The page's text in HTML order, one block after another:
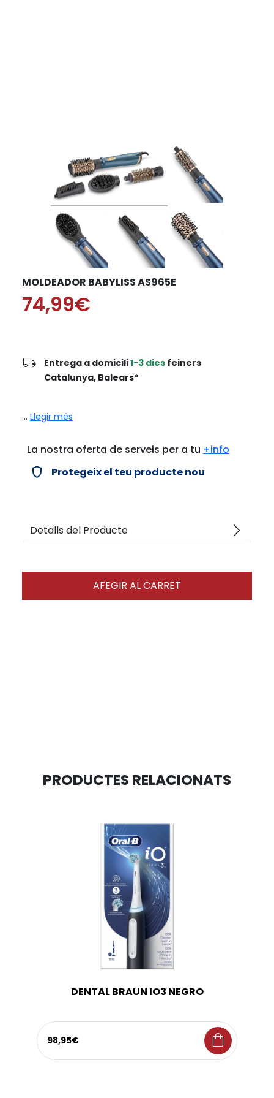
MOLDEADOR BABYLISS AS965E
74,99€
local_shipping Entrega a domicili1-3 dies feiners
Catalunya, Balears*
... Llegir més
La nostra oferta de serveis per a tu +info
verified_user Protegeix el teu producte nou
Detalls del Producte arrow_forward_ios
AFEGIR AL CARRET
PRODUCTES RELACIONATS
DENTAL BRAUN IO3 NEGRO
98,95€ shopping_bag